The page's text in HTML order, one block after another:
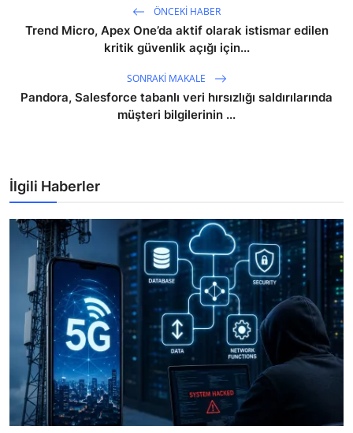
ÖNCEKI HABER
Trend Micro, Apex One’da aktif olarak istismar edilen
kritik güvenlik açığı için...
SONRAKI MAKALE
Pandora, Salesforce tabanlı veri hırsızlığı saldırılarında
müşteri bilgilerinin ...
İlgili Haberler